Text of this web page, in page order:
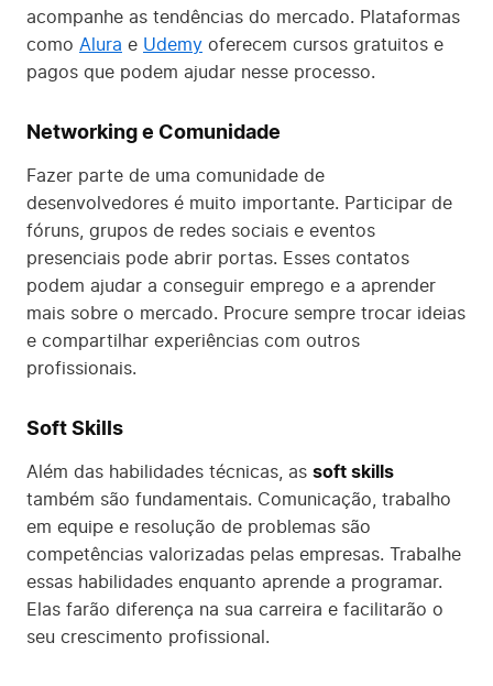
acompanhe as tendências do mercado. Plataformas
como Alura e Udemy oferecem cursos gratuitos e
pagos que podem ajudar nesse processo.
Networking e Comunidade
Fazer parte de uma comunidade de
desenvolvedores é muito importante. Participar de
fóruns, grupos de redes sociais e eventos
presenciais pode abrir portas. Esses contatos
podem ajudar a conseguir emprego e a aprender
mais sobre o mercado. Procure sempre trocar ideias
e compartilhar experiências com outros
profissionais.
Soft Skills
Além das habilidades técnicas, as soft skills
também são fundamentais. Comunicação, trabalho
em equipe e resolução de problemas são
competências valorizadas pelas empresas. Trabalhe
essas habilidades enquanto aprende a programar.
Elas farão diferença na sua carreira e facilitarão o
seu crescimento profissional.